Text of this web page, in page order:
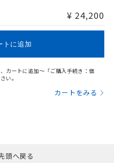
¥ 24,200
トに追加
カートに追加～「ご購入手続き：価
い。
カートをみる
頭へ戻る